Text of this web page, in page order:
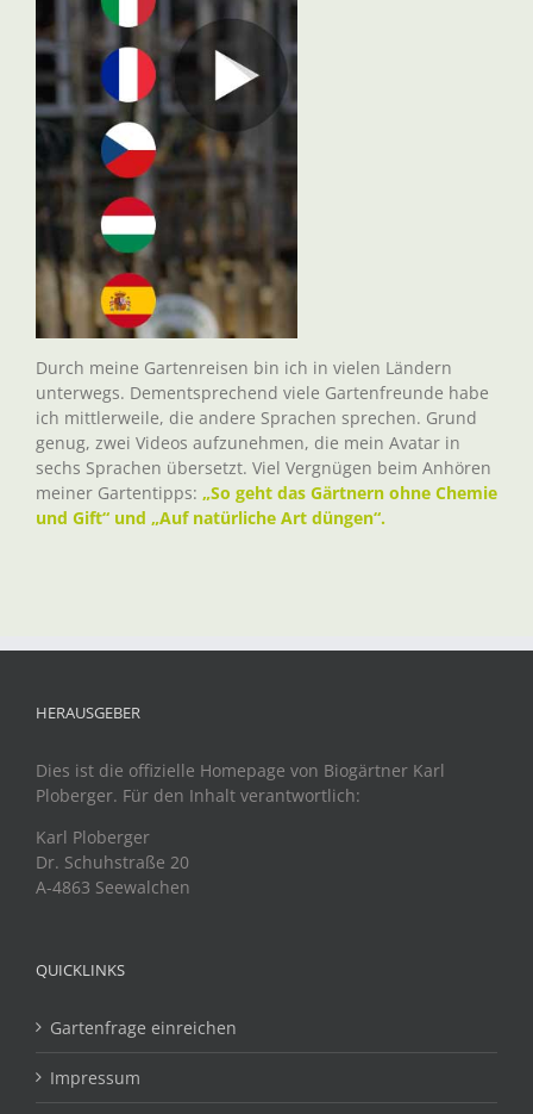
Durch meine Gartenreisen bin ich in vielen Ländern
unterwegs. Dementsprechend viele Gartenfreunde habe
ich mittlerweile, die andere Sprachen sprechen. Grund
genug, zwei Videos aufzunehmen, die mein Avatar in
sechs Sprachen übersetzt. Viel Vergnügen beim Anhören
meiner Gartentipps: „So geht das Gärtnern ohne Chemie
und Gift“ und „Auf natürliche Art düngen“.
HERAUSGEBER
Dies ist die offizielle Homepage von Biogärtner Karl
Ploberger. Für den Inhalt verantwortlich:
Karl Ploberger
Dr. Schuhstraße 20
A-4863 Seewalchen
QUICKLINKS
Gartenfrage einreichen
Impressum